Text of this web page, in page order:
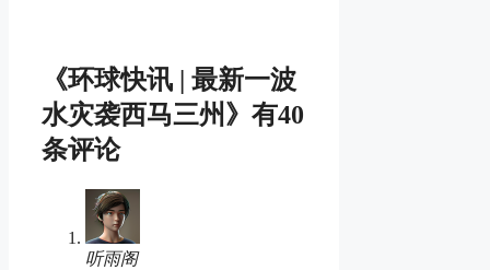
《环球快讯 | 最新一波
水灾袭西马三州》有40
条评论
听雨阁